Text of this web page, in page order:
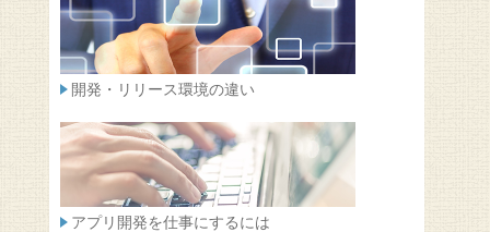
開発・リリース環境の違い
アプリ開発を仕事にするには